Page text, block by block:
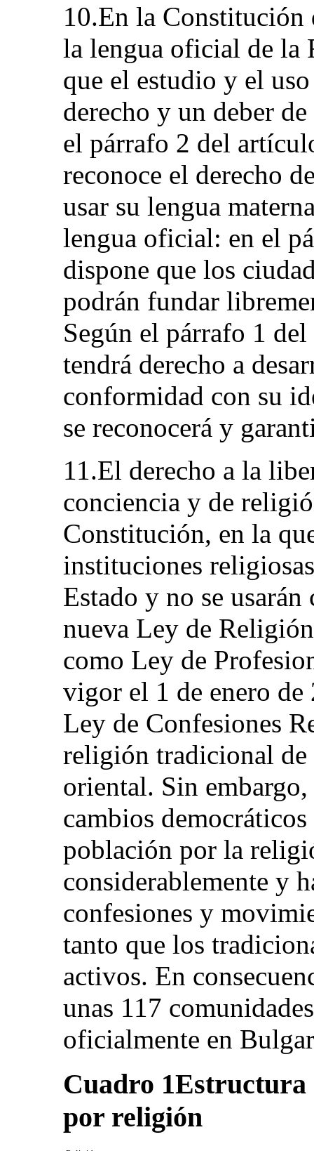
10.En la Constitución
la lengua oficial de la
que el estudio y el
derecho y un deber
el párrafo 2 del
reconoce el derecho
usar su lengua
lengua oficial: en el
dispone que los
podrán fundar
Según el párrafo 1
tendrá derecho a
conformidad con su
se reconocerá y
11.El derecho a la
conciencia y de
Constitución, en la
instituciones
Estado y no se
nueva Ley de
como Ley de
vigor el 1 de enero
Ley de Confesiones
religión tradicional
oriental. Sin
cambios
población por la
considerablemente y
confesiones y
tanto que los
activos. En
unas 117
oficialmente en
Cuadro 1Estructura
por religión